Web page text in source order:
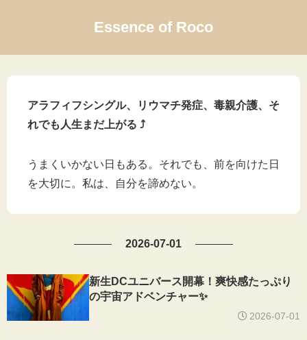
Essence of Roco
アラフィフシングル、リウマチ発症、毒親介護、そ
れでも人生まだ上がる ⤴
うまくいかない日もある。それでも、前を向けた日
を大切に。私は、自分を諦めない。
2026-07-01
新生DCユニバース開幕！爽快感たっぷり
の宇宙アドベンチャー✨
2026-07-01